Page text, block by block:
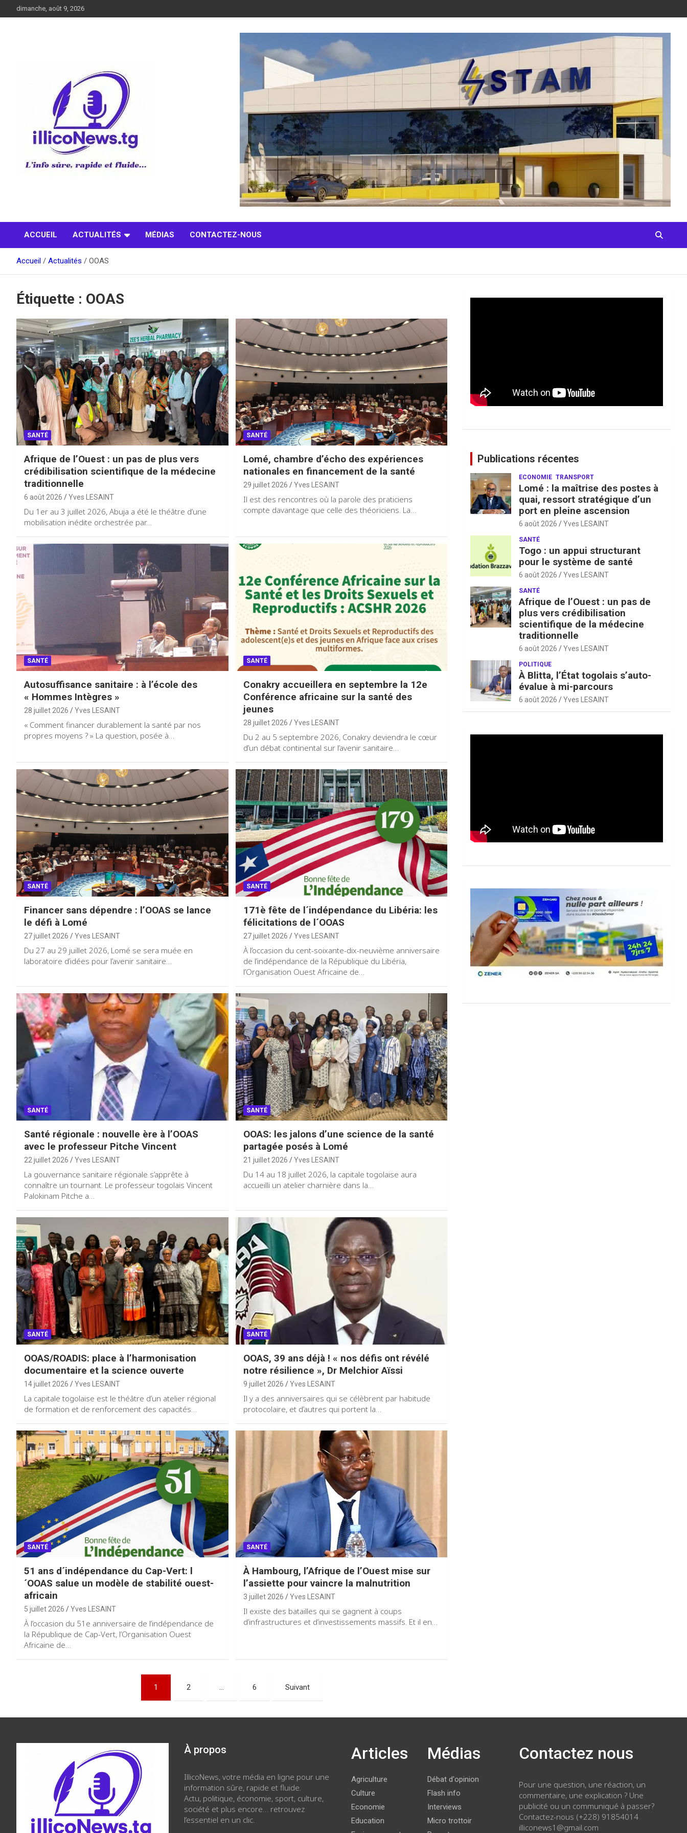
au
dimanche, août 9, 2026
ACCUEIL ACTUALITÉS MÉDIAS CONTACTEZ-NOUS
Accueil Actualités OOAS
Étiquette : OOAS
SANTÉ
Afrique de l’Ouest : un pas de plus vers
crédibilisation scientifique de la médecine
traditionnelle
6 août 2026 Yves LESAINT
Du 1er au 3 juillet 2026, Abuja a été le théâtre d’une
mobilisation inédite orchestrée par…
SANTÉ
Lomé, chambre d’écho des expériences
nationales en financement de la santé
29 juillet 2026 Yves LESAINT
Il est des rencontres où la parole des praticiens
compte davantage que celle des théoriciens. La…
SANTÉ
Autosuffisance sanitaire : à l’école des
« Hommes Intègres »
28 juillet 2026 Yves LESAINT
« Comment financer durablement la santé par nos
propres moyens ? » La question, posée à…
SANTÉ
Conakry accueillera en septembre la 12e
Conférence africaine sur la santé des
jeunes
28 juillet 2026 Yves LESAINT
Du 2 au 5 septembre 2026, Conakry deviendra le cœur
d’un débat continental sur l’avenir sanitaire…
SANTÉ
Financer sans dépendre : l’OOAS se lance
le défi à Lomé
27 juillet 2026 Yves LESAINT
Du 27 au 29 juillet 2026, Lomé se sera muée en
laboratoire d’idées pour l’avenir sanitaire…
SANTÉ
171è fête de l´indépendance du Libéria: les
félicitations de l´OOAS
27 juillet 2026 Yves LESAINT
À l’occasion du cent-soixante-dix-neuvième anniversaire
de l’indépendance de la République du Libéria,
l’Organisation Ouest Africaine de…
SANTÉ
Santé régionale : nouvelle ère à l’OOAS
avec le professeur Pitche Vincent
22 juillet 2026 Yves LESAINT
La gouvernance sanitaire régionale s’apprête à
connaître un tournant. Le professeur togolais Vincent
Palokinam Pitche a…
SANTÉ
OOAS: les jalons d’une science de la santé
partagée posés à Lomé
21 juillet 2026 Yves LESAINT
Du 14 au 18 juillet 2026, la capitale togolaise aura
accueilli un atelier charnière dans la…
SANTÉ
OOAS/ROADIS: place à l’harmonisation
documentaire et la science ouverte
14 juillet 2026 Yves LESAINT
La capitale togolaise est le théâtre d’un atelier régional
de formation et de renforcement des capacités…
SANTÉ
OOAS, 39 ans déjà ! « nos défis ont révélé
notre résilience », Dr Melchior Aïssi
9 juillet 2026 Yves LESAINT
Il y a des anniversaires qui se célèbrent par habitude
protocolaire, et d’autres qui portent la…
SANTÉ
51 ans d´indépendance du Cap-Vert: l
´OOAS salue un modèle de stabilité ouest-
africain
5 juillet 2026 Yves LESAINT
À l’occasion du 51e anniversaire de l’indépendance de
la République de Cap-Vert, l’Organisation Ouest
Africaine de…
SANTÉ
À Hambourg, l’Afrique de l’Ouest mise sur
l’assiette pour vaincre la malnutrition
3 juillet 2026 Yves LESAINT
Il existe des batailles qui se gagnent à coups
d’infrastructures et d’investissements massifs. Et il en…
1 2 … 6 Suivant
Publications récentes
ECONOMIE TRANSPORT
Lomé : la maîtrise des postes à
quai, ressort stratégique d’un
port en pleine ascension
6 août 2026 Yves LESAINT
SANTÉ
Togo : un appui structurant
pour le système de santé
6 août 2026 Yves LESAINT
SANTÉ
Afrique de l’Ouest : un pas de
plus vers crédibilisation
scientifique de la médecine
traditionnelle
6 août 2026 Yves LESAINT
POLITIQUE
À Blitta, l’État togolais s’auto-
évalue à mi-parcours
6 août 2026 Yves LESAINT
À propos
IllicoNews, votre média en ligne pour une
information sûre, rapide et fluide.
Actu, politique, économie, sport, culture,
société et plus encore… retrouvez
l’essentiel en un clic.
Articles
Agriculture
Culture
Economie
Education
Médias
Débat d'opinion
Flash info
Interviews
Micro trottoir
Contactez nous
Pour une question, une réaction, un
commentaire, une explication ? Une
publicité ou un communiqué à passer?
Contactez-nous (+228) 91854014
illiconews1@gmail.com